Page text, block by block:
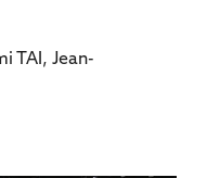
TAI, Jean-